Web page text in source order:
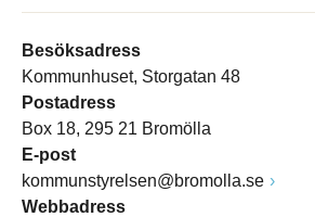
Besöksadress
Kommunhuset, Storgatan 48
Postadress
Box 18, 295 21 Bromölla
E-post
kommunstyrelsen@bromolla.se
Webbadress